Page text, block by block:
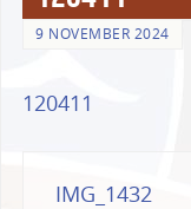
9 NOVEMBER 2024
120411
IMG_1432